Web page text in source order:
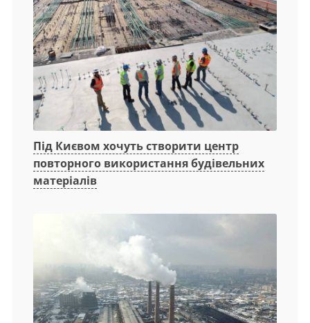
Під Києвом хочуть створити центр
повторного використання будівельних
матеріалів